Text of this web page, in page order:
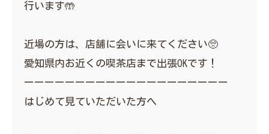
行います🤲
近場の方は、店舗に会いに来てください🥺
愛知県内お近くの喫茶店まで出張OKです！
ーーーーーーーーーーーーーーーーーーーー
はじめて見ていただいた方へ